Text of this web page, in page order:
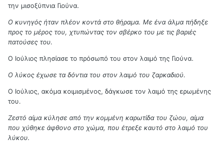
την μισοξύπνια Γιούνα.
Ο κυνηγός ήταν πλέον κοντά στο θήραμα. Με ένα άλμα πήδηξε
προς το μέρος του, χτυπώντας τον σβέρκο του με τις βαριές
πατούσες του.
Ο Ιούλιος πλησίασε το πρόσωπό του στον λαιμό της Γιούνα.
Ο λύκος έχωσε τα δόντια του στον λαιμό του ζαρκαδιού.
Ο Ιούλιος, ακόμα κοιμισμένος, δάγκωσε τον λαιμό της ερωμένης
του.
Ζεστό αίμα κύλησε από την κομμένη καρωτίδα του ζώου, αίμα
που χύθηκε άφθονο στο χώμα, που έτρεξε καυτό στο λαιμό του
λύκου.